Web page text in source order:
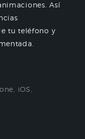
Así
tu teléfono y
iOS